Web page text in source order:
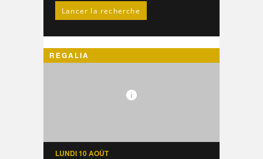
REGALIA
LUNDI 10 AOÛT